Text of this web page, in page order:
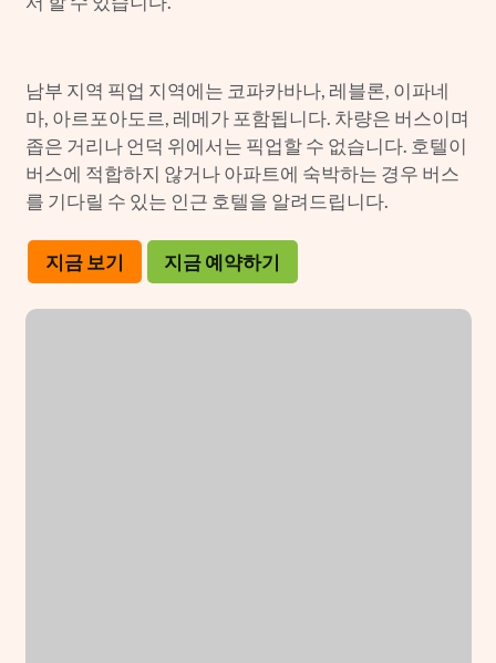
남부 지역 픽업 지역에는 코파카바나, 레블론, 이파네
마, 아르포아도르, 레메가 포함됩니다. 차량은 버스이며
좁은 거리나 언덕 위에서는 픽업할 수 없습니다. 호텔이
버스에 적합하지 않거나 아파트에 숙박하는 경우 버스
를 기다릴 수 있는 인근 호텔을 알려드립니다.
지금 보기 지금 예약하기